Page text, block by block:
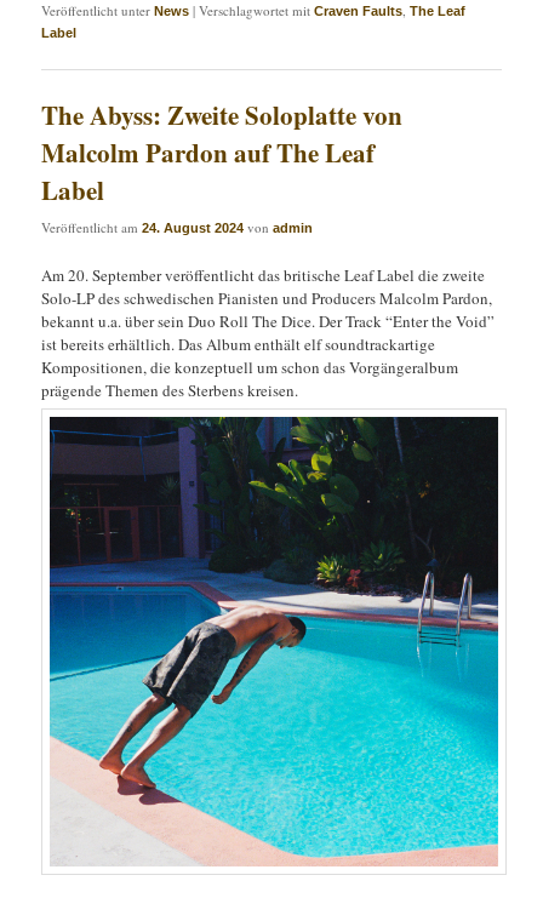
Veröffentlicht unter News |Verschlagwortet mit Craven Faults,The Leaf
Label
The Abyss: Zweite Soloplatte von
Malcolm Pardon auf The Leaf
Label
Veröffentlicht am24. August 2024 vonadmin
Am 20. September veröffentlicht das britische Leaf Label die zweite
Solo-LP des schwedischen Pianisten und Producers Malcolm Pardon,
bekannt u.a. über sein Duo Roll The Dice. Der Track “Enter the Void”
ist bereits erhältlich. Das Album enthält elf soundtrackartige
Kompositionen, die konzeptuell um schon das Vorgängeralbum
prägende Themen des Sterbens kreisen.